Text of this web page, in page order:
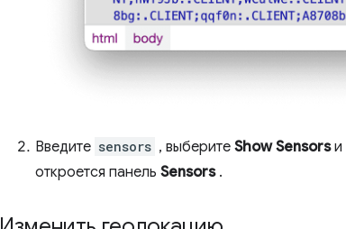
Введите sensors , выберите Show Sensorsи
откроется панель Sensors.